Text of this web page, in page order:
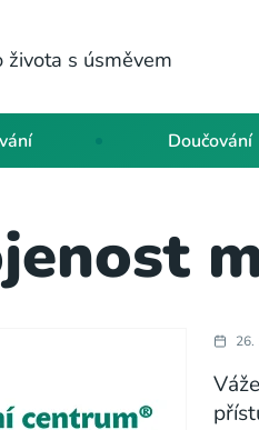
života s úsměvem
Doučování
26.